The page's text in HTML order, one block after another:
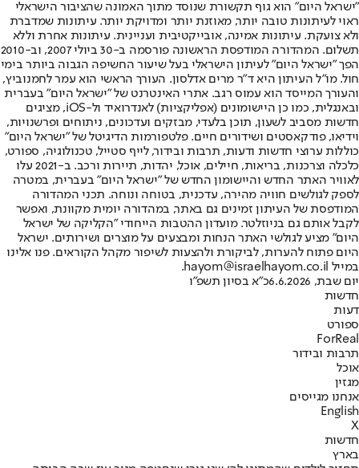
"ישראל היום" הוא גוף תקשורת שנוסד מתוך האמונה שהציבור הישראלי
ראוי לעיתונות טובה יותר, מאוזנת יותר ומדויקת יותר. עיתונות שמדברת
ולא צועקת. עיתונות אמינה, אובייקטיבית ועניינית. עיתונות אחרת וללא
תשלום. המהדורה המודפסת הראשונה פורסמה ב-30 ביולי 2007, וב-2010
הפך "ישראל היום" לעיתון הישראלי בעל שיעור החשיפה הגבוה ביותר בימי
חול. מו"ל העיתון היא ד"ר מרים אדלסון. העורך הראשי הוא עמר לחמנוביץ,
והעורך המייסד הוא עמוס רגב. אתרי האינטרנט של "ישראל היום" בעברית
ובאנגלית, כמו כן היישומונים (אפליקציות) לאנדרואיד ול-iOS, מציגים
חדשות מסביב לשעון, תוכן בלעדי, מבזקים ועדכונים, ניתוחים ופרשנויות,
וידיאו, פודקאסטים ושידורים חיים. פלטפורמות הדיגיטל של "ישראל היום"
כוללות ערוצי חדשות ודעות, תרבות ובידור, לייף סטייל, טכנולוגיה, ספורט,
כלכלה וצרכנות, בריאות, חיילים, אוכל, יהדות, תיירות ורכב. ב-2021 עלו
לאוויר האתר החדש והיישומון החדש של "ישראל היום" בעברית, במטרה
לספק לגולשים חוויה מהירה, עדכנית, בטוחה ונוחה. תכני המהדורה
המודפסת של העיתון זמינים גם באתר, במהדורה יומית מקוונת, ואפשר
לקבל אותם גם בניוזלטר. מועדון ההטבות הייחודי "הקליקה של ישראל
היום" מציע לגולשי האתר הנחות ומבצעים על מוצרים ושירותים. ישראל
היום פתוח להערות, לביקורת ולהצעות לשיפור מקהל הקוראים. פנו אלינו
במייל hayom@israelhayom.co.il.
יום שבת, 6.6.2026
כ"א בסיון תשפ"ו
חדשות
דעות
ספורט
ForReal
תרבות ובידור
אוכל
מגזין
אנחנו מגייסים
English
X
חדשות
בארץ